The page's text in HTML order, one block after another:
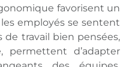
favorisent un
employés se sentent
de travail bien pensées,
permettent d’adapter